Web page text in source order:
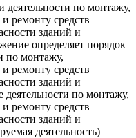
по монтажу,
ремонту средств
зданий и
определяет порядок
по монтажу,
ремонту средств
зданий и
по монтажу,
ремонту средств
зданий и
деятельность)